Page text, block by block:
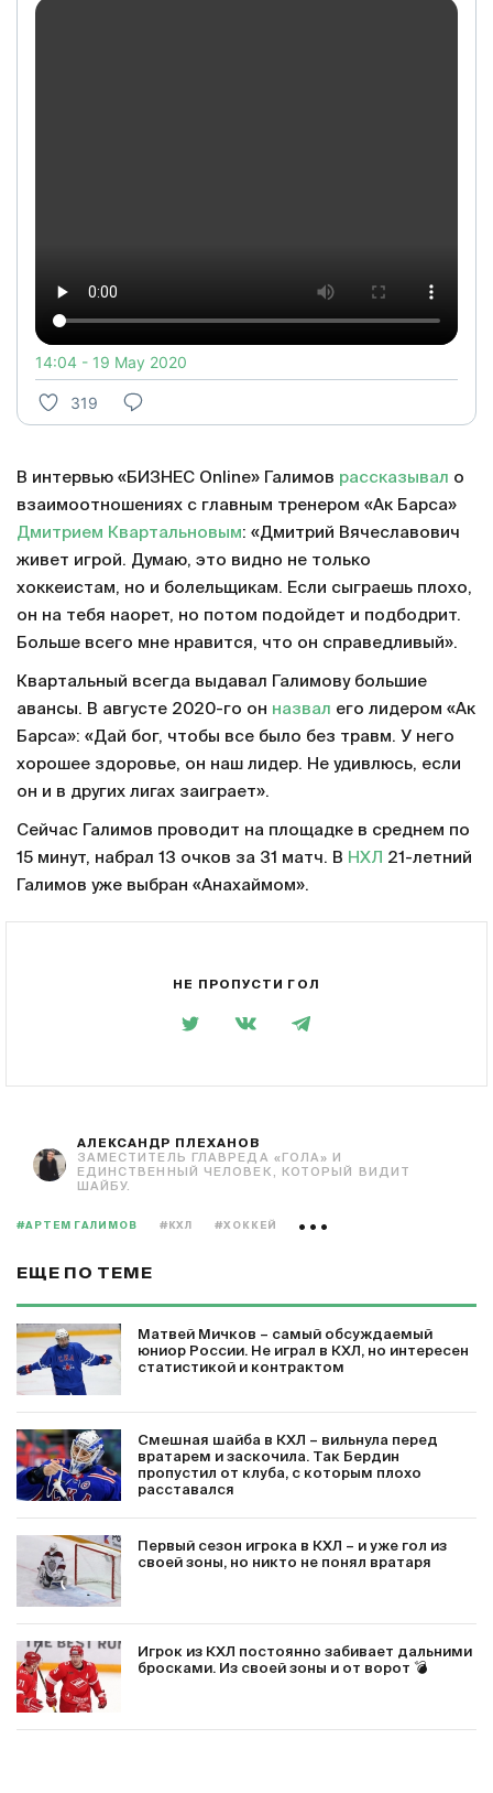
14:04 - 19 May 2020
319
В интервью «БИЗНЕС Online» Галимов рассказывал о
взаимоотношениях с главным тренером «Ак Барса»
Дмитрием Квартальновым: «Дмитрий Вячеславович
живет игрой. Думаю, это видно не только
хоккеистам, но и болельщикам. Если сыграешь плохо,
он на тебя наорет, но потом подойдет и подбодрит.
Больше всего мне нравится, что он справедливый».
Квартальный всегда выдавал Галимову большие
авансы. В августе 2020-го он назвал его лидером «Ак
Барса»: «Дай бог, чтобы все было без травм. У него
хорошее здоровье, он наш лидер. Не удивлюсь, если
он и в других лигах заиграет».
Сейчас Галимов проводит на площадке в среднем по
15 минут, набрал 13 очков за 31 матч. В НХЛ 21-летний
Галимов уже выбран «Анахаймом».
НЕ ПРОПУСТИ ГОЛ
АЛЕКСАНДР ПЛЕХАНОВ
ЗАМЕСТИТЕЛЬ ГЛАВРЕДА «ГОЛА» И
ЕДИНСТВЕННЫЙ ЧЕЛОВЕК, КОТОРЫЙ ВИДИТ
ШАЙБУ.
#АРТЕМ ГАЛИМОВ #КХЛ #ХОККЕЙ
ЕЩЕ ПО ТЕМЕ
Матвей Мичков – самый обсуждаемый
юниор России. Не играл в КХЛ, но интересен
статистикой и контрактом
Смешная шайба в КХЛ – вильнула перед
вратарем и заскочила. Так Бердин
пропустил от клуба, с которым плохо
расставался
Первый сезон игрока в КХЛ – и уже гол из
своей зоны, но никто не понял вратаря
Игрок из КХЛ постоянно забивает дальними
бросками. Из своей зоны и от ворот 💣